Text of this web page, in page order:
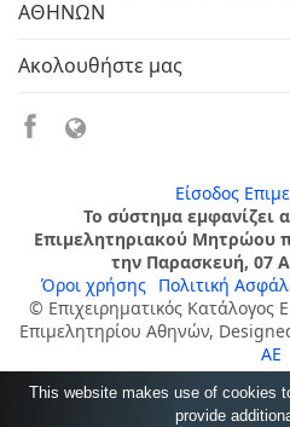
ΑΘΗΝΩΝ
Ακολουθήστε μας
Είσοδος
Το σύστημα εμφανίζει
Επιμελητηριακού Μητρώου
την Παρασκευή, 07
Όροι χρήσης
Πολιτική
© Επιχειρηματικός Κατάλογος
Επιμελητηρίου Αθηνών,
AE
This website makes use of cookies
provide